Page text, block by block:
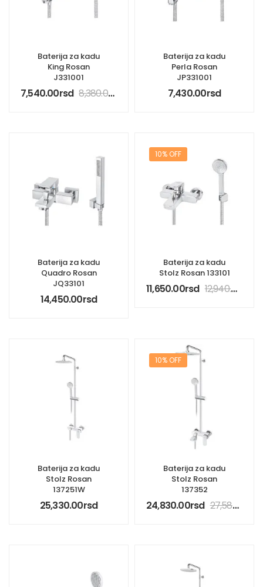
Baterija za kadu
King Rosan
J331001
7,540.00rsd 8,380.00 rsd
Baterija za kadu
Perla Rosan
JP331001
7,430.00rsd
Baterija za kadu
Quadro Rosan
JQ33101
14,450.00rsd
10% OFF
Baterija za kadu
Stolz Rosan 133101
11,650.00rsd 12,940.00
Baterija za kadu
Stolz Rosan
137251W
25,330.00rsd
10% OFF
Baterija za kadu
Stolz Rosan
137352
24,830.00rsd 27,580.00